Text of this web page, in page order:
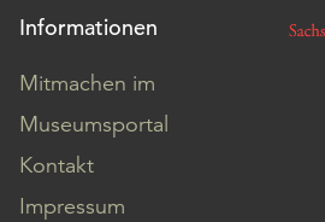
Informationen
Mitmachen im
Museumsportal
Kontakt
Impressum